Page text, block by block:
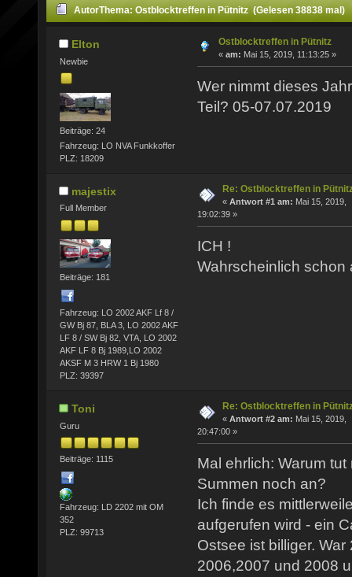
AutorThema: Ostblocktreffen in Pütnitz (Gelesen 38838 mal)
Elton
Newbie
Beiträge: 24
Fahrzeug: LO NVA Funkkoffer
PLZ: 18209
Ostblocktreffen in Pütnitz
« am: Mai 15, 2019, 11:13:25 »
Wer nimmt dieses
Teil? 05-07.07.2019
majestix
Full Member
Beiträge: 181
Fahrzeug: LO 2002 AKF Lf 8 /
GW Bj 87, BLA 3, LO 2002 AKF
LF 8 / SW Bj 82, VTA, LO 2002
AKF LF 8 Bj 1989,LO 2002
AKSF M 3 HRW 1 Bj 1980
PLZ: 39397
Re: Ostblocktreffen in
« Antwort #1 am: Mai 15, 2019,
19:02:39 »
ICH !
Wahrscheinlich
Toni
Guru
Beiträge: 1115
Fahrzeug: LD 2202 mit OM
352
PLZ: 99713
Re: Ostblocktreffen in
« Antwort #2 am: Mai 15, 2019,
20:47:00 »
Mal ehrlich: Warum
Summen noch an?
Ich finde es
aufgerufen wird - ein
Ostsee ist billiger.
2006,2007 und 2008